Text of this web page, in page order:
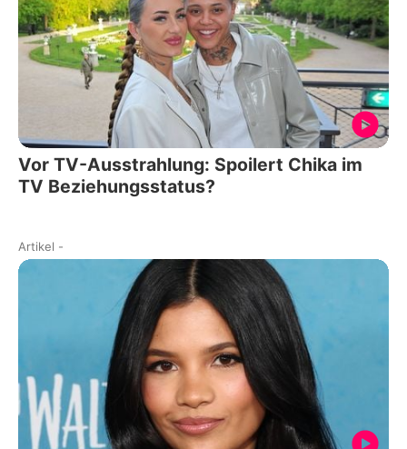
Vor TV-Ausstrahlung: Spoilert Chika im
TV Beziehungsstatus?
Artikel -